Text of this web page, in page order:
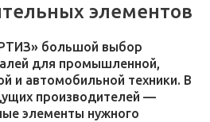
элементов
большой выбор
для промышленной,
и автомобильной техники. В
производителей —
элементы нужного